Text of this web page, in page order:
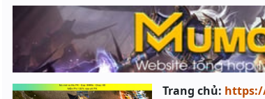
Trang chủ: